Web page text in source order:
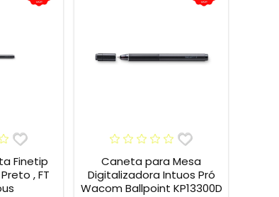
Finetip
, FT
Caneta para Mesa
Digitalizadora Intuos Pró
Wacom Ballpoint KP13300D